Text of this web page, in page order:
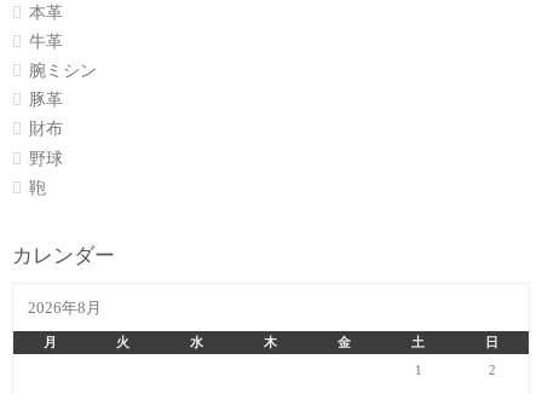
本革
牛革
腕ミシン
豚革
財布
野球
鞄
カレンダー
2026年8月
月 火 水 木 金 土
日
1
2